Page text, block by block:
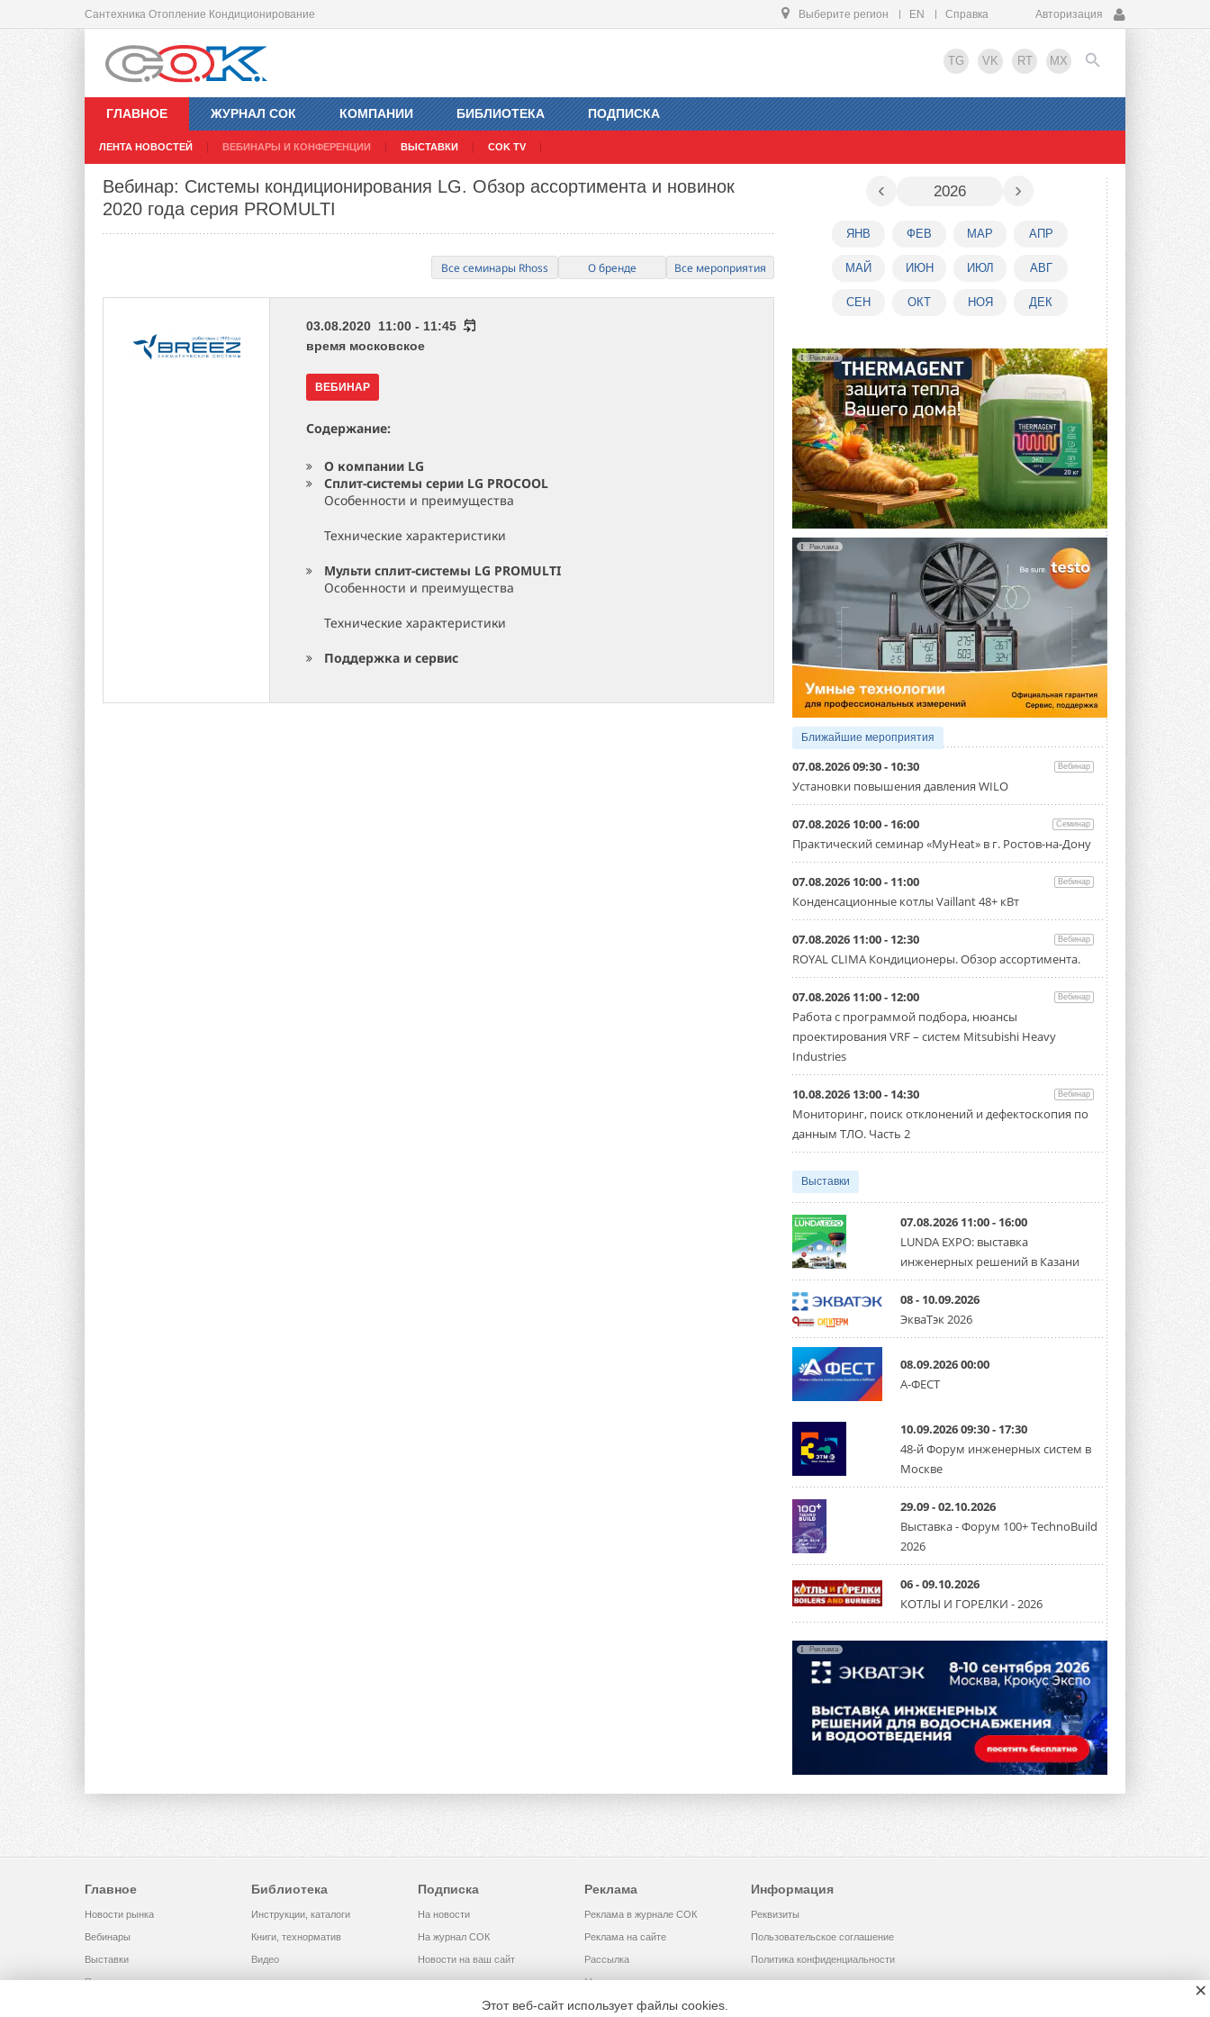
Сантехника Отопление Кондиционирование Выберите регион EN Справка Авторизация
TG VK RT MX
ГЛАВНОЕ
ЛЕНТА НОВОСТЕЙ ВЕБИНАРЫ И КОНФЕРЕНЦИИ ВЫСТАВКИ COK TV
ЖУРНАЛ СОК КОМПАНИИ БИБЛИОТЕКА ПОДПИСКА
EN
Вебинар: Системы кондиционирования LG. Обзор ассортимента и новинок
2020 года серия PROMULTI
Все семинары Rhoss О бренде Все мероприятия
03.08.2020 11:00 - 11:45
время московское
ВЕБИНАР
Содержание:
О компании LG
Сплит-системы серии LG PROCOOL
Особенности и преимущества
Технические характеристики
Мульти сплит-системы LG PROMULTI
Особенности и преимущества
Технические характеристики
Поддержка и сервис
‹ 2026 ›
ЯНВ ФЕВ МАР АПР
МАЙ ИЮН ИЮЛ АВГ
СЕН ОКТ НОЯ ДЕК
Реклама
Реклама
Ближайшие мероприятия
07.08.2026 09:30 - 10:30 Вебинар
Установки повышения давления WILO
07.08.2026 10:00 - 16:00 Семинар
Практический семинар «MyHeat» в г. Ростов-на-Дону
07.08.2026 10:00 - 11:00 Вебинар
Конденсационные котлы Vaillant 48+ кВт
07.08.2026 11:00 - 12:30 Вебинар
ROYAL CLIMA Кондиционеры. Обзор ассортимента.
07.08.2026 11:00 - 12:00 Вебинар
Работа с программой подбора, нюансы
проектирования VRF – систем Mitsubishi Heavy
Industries
10.08.2026 13:00 - 14:30 Вебинар
Мониторинг, поиск отклонений и дефектоскопия по
данным ТЛО. Часть 2
Выставки
07.08.2026 11:00 - 16:00
LUNDA EXPO: выставка
инженерных решений в Казани
08 - 10.09.2026
ЭкваТэк 2026
08.09.2026 00:00
А-ФЕСТ
10.09.2026 09:30 - 17:30
48-й Форум инженерных систем в
Москве
29.09 - 02.10.2026
Выставка - Форум 100+ TechnoBuild
2026
06 - 09.10.2026
КОТЛЫ И ГОРЕЛКИ - 2026
Реклама
Главное
Новости рынка
Вебинары
Выставки
Помощь
Библиотека
Инструкции, каталоги
Книги, технорматив
Видео
Подписка
На новости
На журнал СОК
Новости на ваш сайт
Реклама
Реклама в журнале СОК
Реклама на сайте
Рассылка
Медиакит
Информация
Реквизиты
Пользовательское соглашение
Политика конфиденциальности
Этот веб-сайт использует файлы cookies.
×